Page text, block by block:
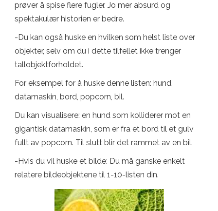
prøver å spise flere fugler. Jo mer absurd og
spektakulær historien er bedre.
-Du kan også huske en hvilken som helst liste over
objekter, selv om du i dette tilfellet ikke trenger
tallobjektforholdet.
For eksempel for å huske denne listen: hund,
datamaskin, bord, popcorn, bil.
Du kan visualisere: en hund som kolliderer mot en
gigantisk datamaskin, som er fra et bord til et gulv
fullt av popcorn. Til slutt blir det rammet av en bil.
-Hvis du vil huske et bilde: Du må ganske enkelt
relatere bildeobjektene til 1-10-listen din.